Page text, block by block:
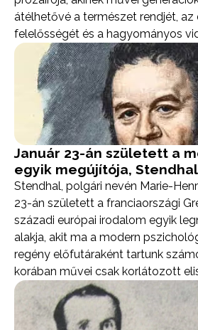
átélhetővé a természet rendjét, az
felelősségét és a hagyományos
Január 23-án született a
egyik megújítója, Stendhal
Stendhal, polgári nevén Marie-
23-án született a franciaországi
századi európai irodalom egyik
alakja, akit ma a modern
regény előfutáraként tartunk
korában művei csak korlátozott